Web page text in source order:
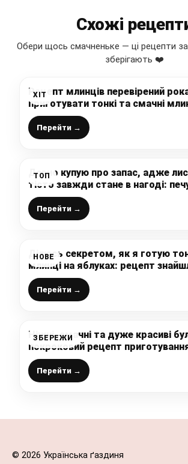
Схожі
Обери щось смачненьке — ці рецепти
зберігають ❤️
ХІТ
Рецепт млинців перевірений
приготувати тонкі та смачні
Перейти →
ТОП
Давно купую про запас, адже
тісто завжди стане в нагоді:
лише з 4 інгредієнтів – будь-яке
“іде в хід”
Перейти →
НОВЕ
Ділюсь секретом, як я готую
млинці на яблуках: рецепт
інтернеті, трішки додала від
вийшли набагато смачніші і
Перейти →
ЗБЕРЕЖИ
Ніжні, смачні та дуже красиві
покроковий рецепт
української господині
Перейти →
© 2026 Українська ґаздиня